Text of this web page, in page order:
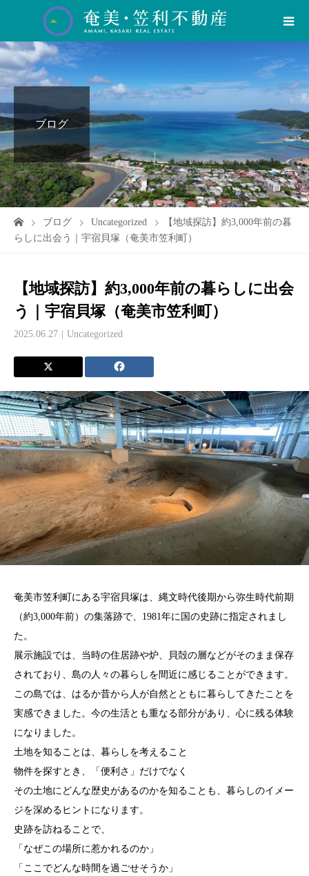
ブログ
ブログ Uncategorized
【地域探訪】約3,000年前の暮
らしに出会う｜宇宿貝塚（奄美市笠利町）
【地域探訪】約3,000年前の暮らしに出会
う｜宇宿貝塚（奄美市笠利町）
2025.06.27 Uncategorized
奄美市笠利町にある宇宿貝塚は、縄文時代後期から弥生時代前期
（約3,000年前）の集落跡で、1981年に国の史跡に指定されまし
た。
展示施設では、当時の住居跡や炉、貝殻の層などがそのまま保存
されており、島の人々の暮らしを間近に感じることができます。
この島では、はるか昔から人が自然とともに暮らしてきたことを
実感できました。今の生活とも重なる部分があり、心に残る体験
になりました。
土地を知ることは、暮らしを考えること
物件を探すとき、「便利さ」だけでなく
その土地にどんな歴史があるのかを知ることも、暮らしのイメー
ジを深めるヒントになります。
史跡を訪ねることで、
「なぜこの場所に惹かれるのか」
「ここでどんな時間を過ごせそうか」